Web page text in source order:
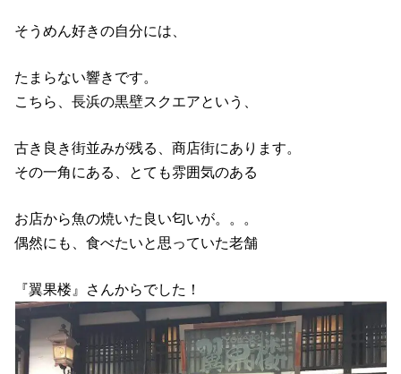
そうめん好きの自分には、
たまらない響きです。
こちら、長浜の黒壁スクエアという、
古き良き街並みが残る、商店街にあります。
その一角にある、とても雰囲気のある
お店から魚の焼いた良い匂いが。。。
偶然にも、食べたいと思っていた老舗
『翼果楼』さんからでした！